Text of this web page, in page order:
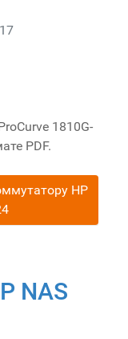
1810G-
PDF.
HP
NAS